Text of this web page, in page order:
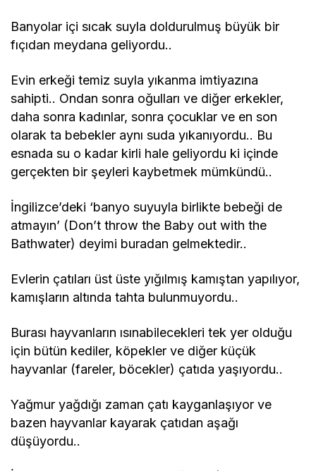
Banyolar içi sıcak suyla doldurulmuş büyük bir
fıçıdan meydana geliyordu..
Evin erkeği temiz suyla yıkanma imtiyazına
sahipti.. Ondan sonra oğulları ve diğer erkekler,
daha sonra kadınlar, sonra çocuklar ve en son
olarak ta bebekler aynı suda yıkanıyordu.. Bu
esnada su o kadar kirli hale geliyordu ki içinde
gerçekten bir şeyleri kaybetmek mümkündü..
İngilizce’deki ‘banyo suyuyla birlikte bebeği de
atmayın’ (Don’t throw the Baby out with the
Bathwater) deyimi buradan gelmektedir..
Evlerin çatıları üst üste yığılmış kamıştan yapılıyor,
kamışların altında tahta bulunmuyordu..
Burası hayvanların ısınabilecekleri tek yer olduğu
için bütün kediler, köpekler ve diğer küçük
hayvanlar (fareler, böcekler) çatıda yaşıyordu..
Yağmur yağdığı zaman çatı kayganlaşıyor ve
bazen hayvanlar kayarak çatıdan aşağı
düşüyordu..